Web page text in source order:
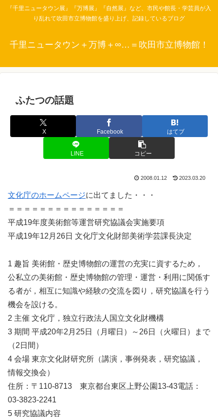
『千里ニュータウン展』『万博展』『自然展』など、市民や館長・学芸員が入
り乱れて吹田市立博物館を盛り上げ、記録しているブログ
千里ニュータウン＋万博＋∞…＝吹田市立博物館！
ふたつの話題
X Facebook はてブ
LINE コピー
2008.01.12 2023.03.20
文化庁のホームページに出てました・・・
＝＝＝＝＝＝＝＝＝＝＝＝＝＝＝
平成19年度美術館等運営研究協議会実施要項
平成19年12月26日 文化庁文化財部美術学芸課長決定
1 趣旨 美術館・歴史博物館の運営の充実に資するため，
公私立の美術館・歴史博物館の管理・運営・利用に関係す
る者が，相互に知識や経験の交流を図り，研究協議を行う
機会を設ける。
2 主催 文化庁，独立行政法人国立文化財機構
3 期間 平成20年2月25日（月曜日）～26日（火曜日）まで
（2日間）
4 会場 東京文化財研究所（講演，事例発表，研究協議，
情報交換会）
住所：〒110-8713 東京都台東区上野公園13-43電話：
03-3823-2241
5 研究協議内容